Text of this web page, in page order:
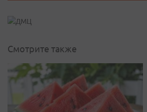
Смотрите также